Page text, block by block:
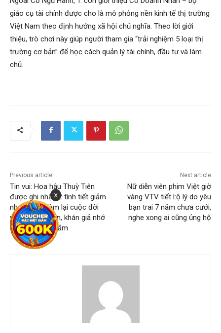
giáo cụ tài chính được cho là mô phỏng nền kinh tế thị trường
Việt Nam theo định hướng xã hội chủ nghĩa. Theo lời giới
thiệu, trò chơi này giúp người tham gia “trải nghiệm 5 loại thị
trường cơ bản” để học cách quản lý tài chính, đầu tư và làm
chủ.
Previous article
Tin vui: Hoa hậu Thuỳ Tiên
được ghi nhận 2 tình tiết giảm
nhẹ, cơ hội làm lại cuộc đời
vẫn còn nguyên, khán giả nhớ
và thương chị lắm
Next article
Nữ diễn viên phim Việt giờ
vàng VTV tiết l:ộ lý do yêu
bạn trai 7 năm chưa cưới,
nghe xong ai cũng ủng hộ
x